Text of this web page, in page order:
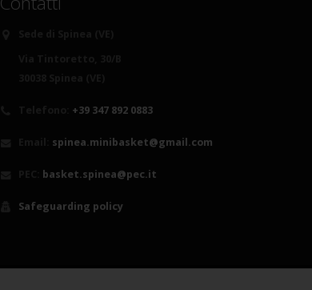
+39 347 892 0883
spinea.minibasket@gmail.com
basket.spinea@pec.it
Safeguarding policy